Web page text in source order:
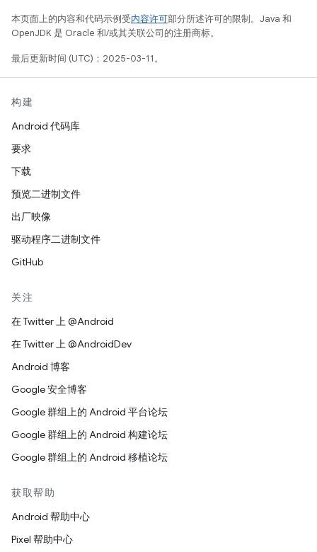
本页面上的内容和代码示例受内容许可部分所述许可的限制。Java 和
OpenJDK 是 Oracle 和/或其关联公司的注册商标。
最后更新时间 (UTC)：2025-03-11。
构建
Android 代码库
要求
下载
预览二进制文件
出厂映像
驱动程序二进制文件
GitHub
关注
在 Twitter 上 @Android
在 Twitter 上 @AndroidDev
Android 博客
Google 安全博客
Google 群组上的 Android 平台论坛
Google 群组上的 Android 构建论坛
Google 群组上的 Android 移植论坛
获取帮助
Android 帮助中心
Pixel 帮助中心